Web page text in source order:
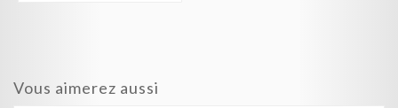
Vous aimerez aussi